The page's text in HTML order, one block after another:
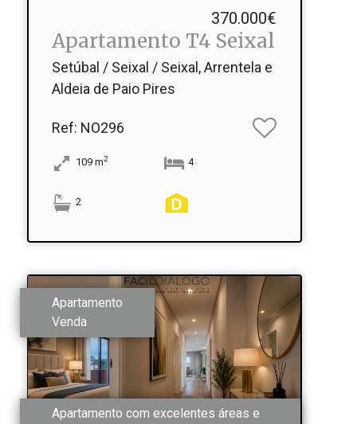
370.000€
Apartamento T4 Seixal
Setúbal / Seixal / Seixal, Arrentela e
Aldeia de Paio Pires
Ref: NO296
109m2 4
2
Apartamento
Venda
Apartamento com excelentes áreas e